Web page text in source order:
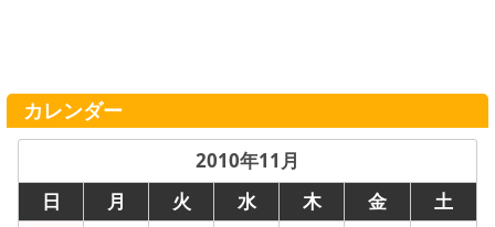
カレンダー
2010年11月
日
月 火 水 木 金
土